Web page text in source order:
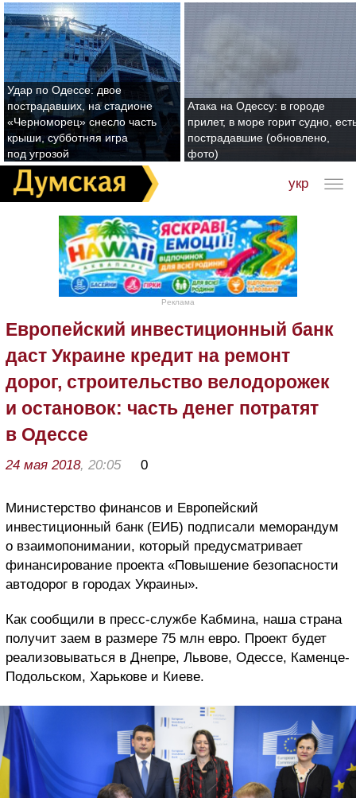
Удар по Одессе: двое
пострадавших, на стадионе
«Черноморец» снесло часть
крыши, субботняя игра
под угрозой
Атака на Одессу: в городе
прилет, в море горит судно,
пострадавшие (обновлено,
фото)
укр
Реклама
Европейский инвестиционный банк
даст Украине кредит на ремонт
дорог, строительство велодорожек
и остановок: часть денег потратят
в Одессе
24 мая 2018, 20:05 0
Министерство финансов и Европейский
инвестиционный банк (ЕИБ) подписали меморандум
о взаимопонимании, который предусматривает
финансирование проекта «Повышение безопасности
автодорог в городах Украины».
Как сообщили в пресс-службе Кабмина, наша страна
получит заем в размере 75 млн евро. Проект будет
реализовываться в Днепре, Львове, Одессе, Каменце-
Подольском, Харькове и Киеве.